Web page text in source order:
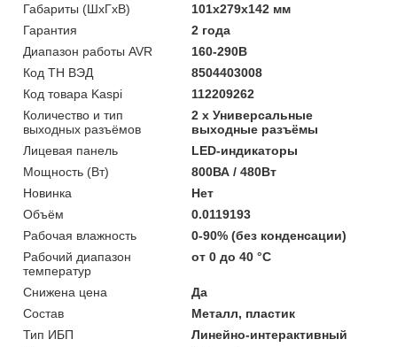
Габариты (ШхГхВ)
101x279x142 мм
Гарантия
2 года
Диапазон работы AVR
160-290В
Код ТН ВЭД
8504403008
Код товара Kaspi
112209262
Количество и тип
выходных разъёмов
2 х Универсальные
выходные разъёмы
Лицевая панель
LED-индикаторы
Мощность (Bт)
800ВА / 480Вт
Новинка
Нет
Объём
0.0119193
Рабочая влажность
0-90% (без конденсации)
Рабочий диапазон
температур
от 0 до 40 °С
Снижена цена
Да
Состав
Металл, пластик
Тип ИБП
Линейно-интерактивный